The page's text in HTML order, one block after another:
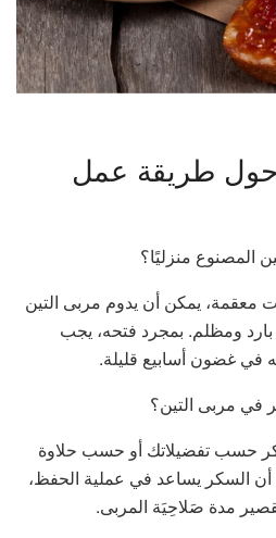
حول طريقة عمل
المصنوع منزليًا؟
معقمة، يمكن أن يدوم مربى التين
ومظلم. بمجرد فتحه، يجب
في غضون أسابيع قليلة.
في مربى التين؟
حسب تفضيلاتك أو حسب حلاوة
السكر يساعد في عملية الحفظ،
مدة صَلاحِيَة المربى.